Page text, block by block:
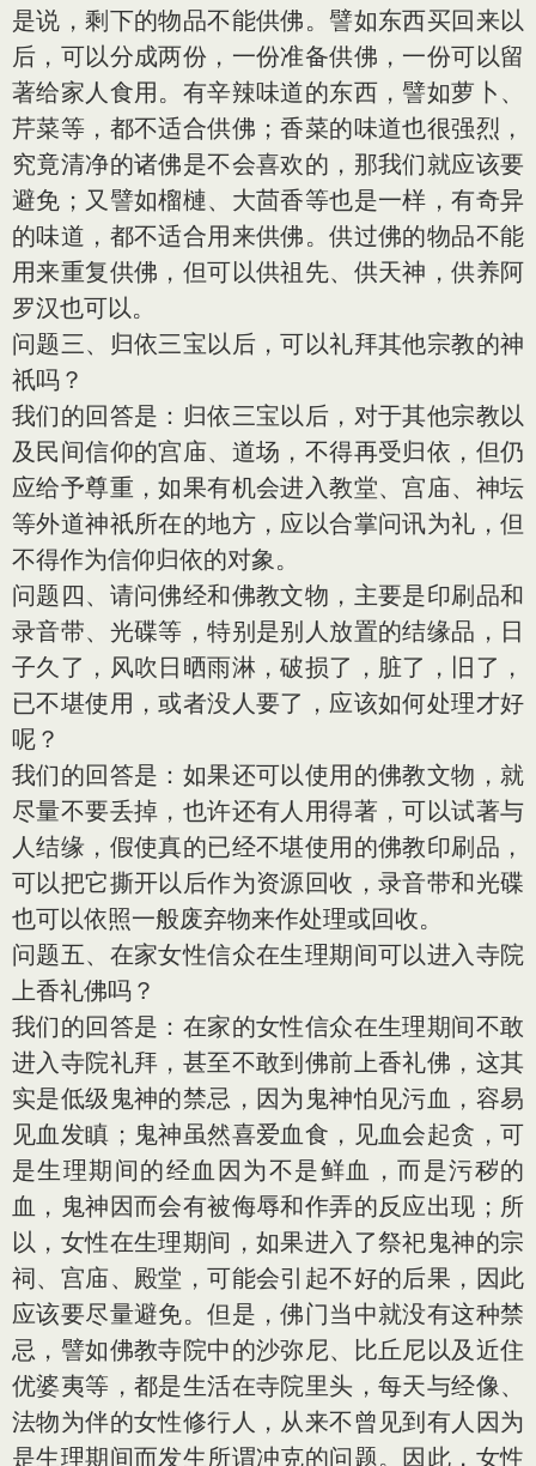
是说，剩下的物品不能供佛。譬如东西买回来以
后，可以分成两份，一份准备供佛，一份可以留
著给家人食用。有辛辣味道的东西，譬如萝卜、
芹菜等，都不适合供佛；香菜的味道也很强烈，
究竟清净的诸佛是不会喜欢的，那我们就应该要
避免；又譬如榴槤、大茴香等也是一样，有奇异
的味道，都不适合用来供佛。供过佛的物品不能
用来重复供佛，但可以供祖先、供天神，供养阿
罗汉也可以。
问题三、归依三宝以后，可以礼拜其他宗教的神
祇吗？
我们的回答是：归依三宝以后，对于其他宗教以
及民间信仰的宫庙、道场，不得再受归依，但仍
应给予尊重，如果有机会进入教堂、宫庙、神坛
等外道神祇所在的地方，应以合掌问讯为礼，但
不得作为信仰归依的对象。
问题四、请问佛经和佛教文物，主要是印刷品和
录音带、光碟等，特别是别人放置的结缘品，日
子久了，风吹日晒雨淋，破损了，脏了，旧了，
已不堪使用，或者没人要了，应该如何处理才好
呢？
我们的回答是：如果还可以使用的佛教文物，就
尽量不要丢掉，也许还有人用得著，可以试著与
人结缘，假使真的已经不堪使用的佛教印刷品，
可以把它撕开以后作为资源回收，录音带和光碟
也可以依照一般废弃物来作处理或回收。
问题五、在家女性信众在生理期间可以进入寺院
上香礼佛吗？
我们的回答是：在家的女性信众在生理期间不敢
进入寺院礼拜，甚至不敢到佛前上香礼佛，这其
实是低级鬼神的禁忌，因为鬼神怕见污血，容易
见血发瞋；鬼神虽然喜爱血食，见血会起贪，可
是生理期间的经血因为不是鲜血，而是污秽的
血，鬼神因而会有被侮辱和作弄的反应出现；所
以，女性在生理期间，如果进入了祭祀鬼神的宗
祠、宫庙、殿堂，可能会引起不好的后果，因此
应该要尽量避免。但是，佛门当中就没有这种禁
忌，譬如佛教寺院中的沙弥尼、比丘尼以及近住
优婆夷等，都是生活在寺院里头，每天与经像、
法物为伴的女性修行人，从来不曾见到有人因为
是生理期间而发生所谓冲克的问题。因此，女性